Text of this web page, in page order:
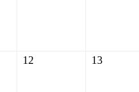
12 13